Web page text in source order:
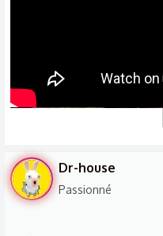
Dr-house
Passionné